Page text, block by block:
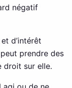
négatif
d’intérêt
prendre des
droit sur elle.